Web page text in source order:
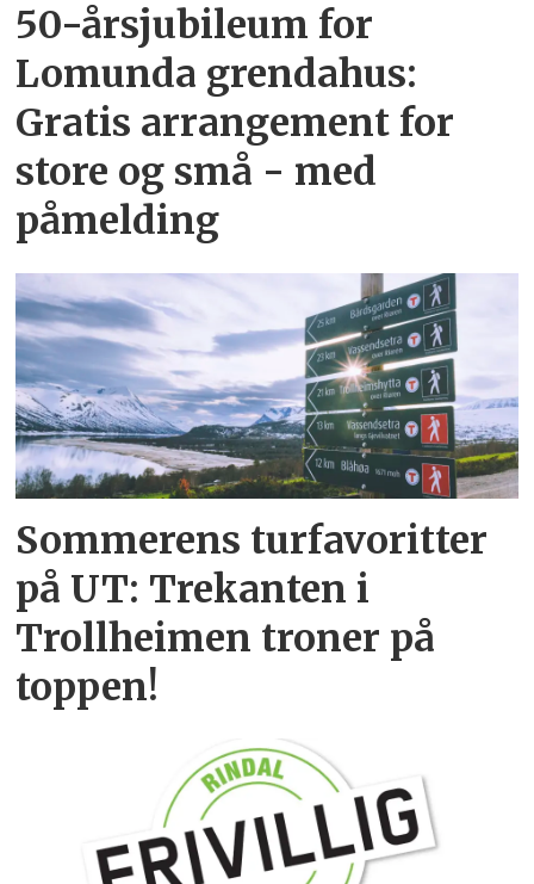
50-årsjubileum for
Lomunda grendahus:
Gratis arrangement for
store og små - med
påmelding
Sommerens turfavoritter
på UT: Trekanten i
Trollheimen troner på
toppen!